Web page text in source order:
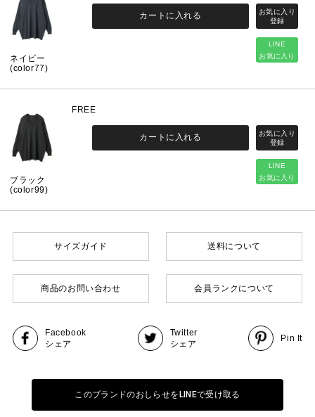
ネイビー
(color77)
LINE
お気に入り
カートに入れる
ブラック
(color99)
FREE
LINE
お気に入り
カートに入れる
サイズガイド 送料について
商品のお問い合わせ 会員ランクについて
Facebook
シェア
Twitter
シェア
Pin It
このブランドのおしらせをLINEで受け取る